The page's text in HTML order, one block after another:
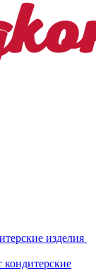
изделия
кондитерские